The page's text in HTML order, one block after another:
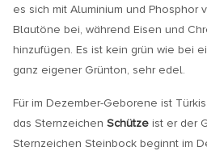
es sich mit Aluminium und Phosphor
Blautöne bei, während Eisen und
hinzufügen. Es ist kein grün wie bei
ganz eigener Grünton, sehr edel.
Für im Dezember-Geborene ist
das Sternzeichen Schütze ist er der
Sternzeichen Steinbock beginnt im